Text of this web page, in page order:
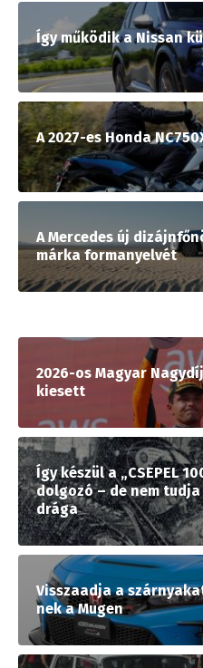
Így működik a Nissan
A 2027-es Honda
A Mercedes új
márka formanyelvét
2026-os Magyar
kiesett
Így készül a „CSEPEL
dolgozó – de nem
drága
Visszaadja a
nek a Mugen